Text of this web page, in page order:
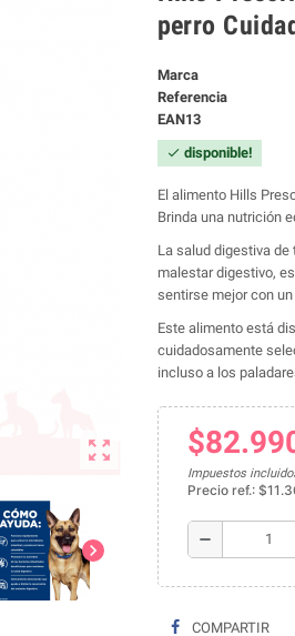
zoom_out_map
chevron_right
perro
Marca
Referencia
EAN13
check disponible!
El alimento Hills
Brinda una nutrición
La salud digestiva
malestar digestivo,
sentirse mejor con
Este alimento está
cuidadosamente
incluso a los
Impuestos
Precio ref.:
remove
COMPARTIR